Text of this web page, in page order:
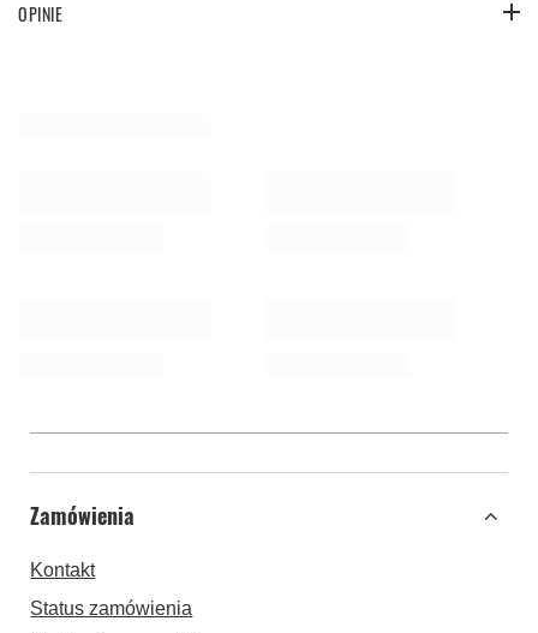
OPINIE
Zamówienia
Kontakt
Status zamówienia